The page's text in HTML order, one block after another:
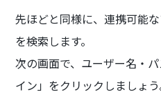
先ほどと同様に、連携可能
を検索します。
次の画面で、ユーザー名・
イン」をクリックしましょう